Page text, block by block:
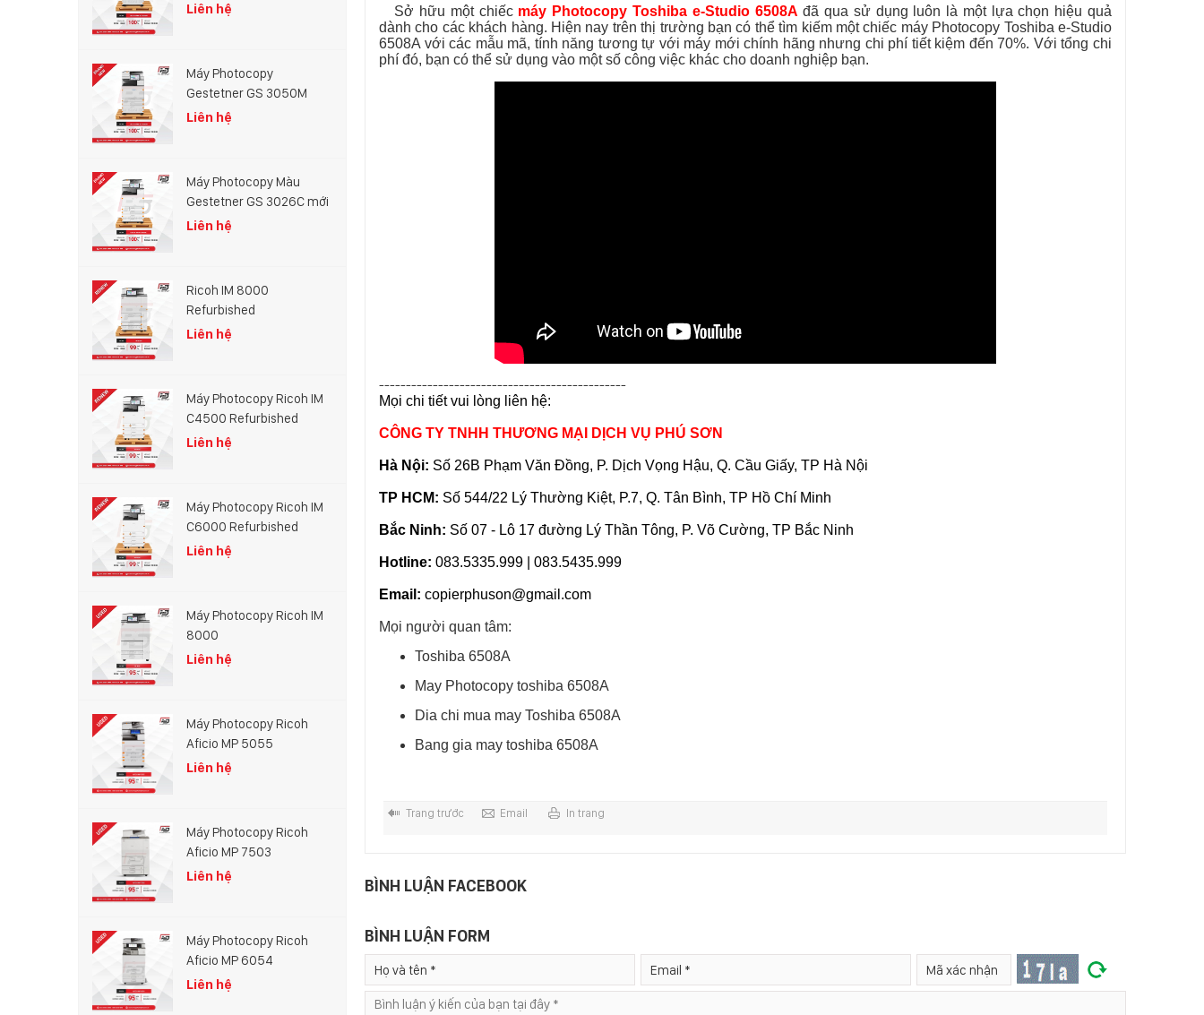
Liên hệ
Máy Photocopy
Gestetner GS 3050M
Liên hệ
Máy Photocopy Màu
Gestetner GS 3026C mới
100%
Liên hệ
Ricoh IM 8000
Refurbished
Liên hệ
Máy Photocopy Ricoh IM
C4500 Refurbished
Liên hệ
Máy Photocopy Ricoh IM
C6000 Refurbished
Liên hệ
Máy Photocopy Ricoh IM
8000
Liên hệ
Máy Photocopy Ricoh
Aficio MP 5055
Liên hệ
Máy Photocopy Ricoh
Aficio MP 7503
Liên hệ
Máy Photocopy Ricoh
Aficio MP 6054
Liên hệ
Sở hữu một chiếc máy Photocopy Toshiba e-Studio 6508A đã qua sử dụng luôn là một lựa chọn hiệu quả
dành cho các khách hàng. Hiện nay trên thị trường bạn có thể tìm kiếm một chiếc máy Photocopy Toshiba e-Studio
6508A với các mẫu mã, tính năng tương tự với máy mới chính hãng nhưng chi phí tiết kiệm đến 70%. Với tổng chi
phí đó, bạn có thể sử dụng vào một số công việc khác cho doanh nghiệp bạn.
----------------------------------------------
Mọi chi tiết vui lòng liên hệ:
CÔNG TY TNHH THƯƠNG MẠI DỊCH VỤ PHÚ SƠN
Hà Nội: Số 26B Phạm Văn Đồng, P. Dịch Vọng Hậu, Q. Cầu Giấy, TP Hà Nội
TP HCM: Số 544/22 Lý Thường Kiệt, P.7, Q. Tân Bình, TP Hồ Chí Minh
Bắc Ninh: Số 07 - Lô 17 đường Lý Thần Tông, P. Võ Cường, TP Bắc Ninh
Hotline: 083.5335.999 | 083.5435.999
Email: copierphuson@gmail.com
Mọi người quan tâm:
Toshiba 6508A
May Photocopy toshiba 6508A
Dia chi mua may Toshiba 6508A
Bang gia may toshiba 6508A
Trang trước Email In trang
BÌNH LUẬN FACEBOOK
BÌNH LUẬN FORM